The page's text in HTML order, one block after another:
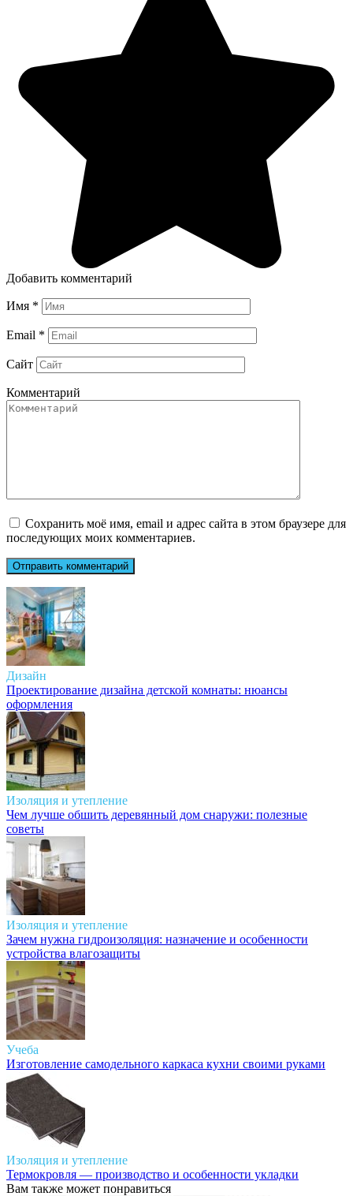
Добавить комментарий
Имя *
Email *
Сайт
Комментарий
Сохранить моё имя, email и адрес сайта в этом браузере для
последующих моих комментариев.
Дизайн
Проектирование дизайна детской комнаты: нюансы
оформления
Изоляция и утепление
Чем лучше обшить деревянный дом снаружи: полезные
советы
Изоляция и утепление
Зачем нужна гидроизоляция: назначение и особенности
устройства влагозащиты
Учеба
Изготовление самодельного каркаса кухни своими руками
Изоляция и утепление
Термокровля — производство и особенности укладки
Вам также может понравиться